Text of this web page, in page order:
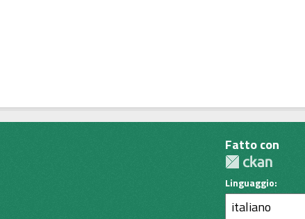
Fatto con
Linguaggio